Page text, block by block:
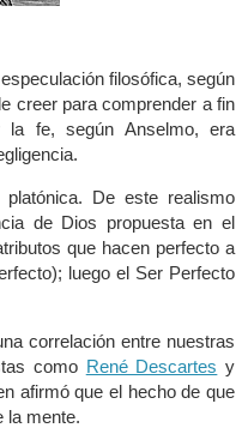
filosófica, según
creer para comprender a fin
la fe, según Anselmo, era
De este realismo
de Dios propuesta en el
que hacen perfecto a
luego el Ser Perfecto
correlación entre nuestras
como René Descartes y
afirmó que el hecho de que
la mente.